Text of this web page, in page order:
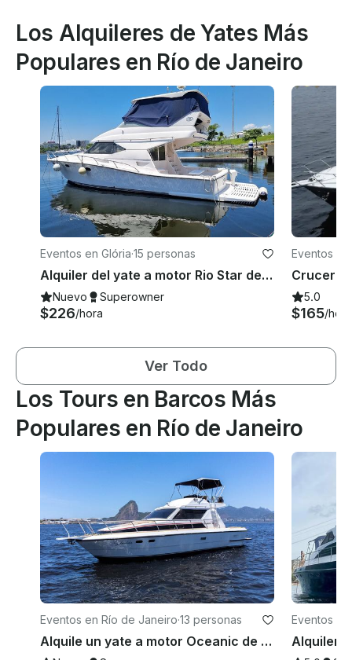
Los Alquileres de Yates Más
Populares en Río de Janeiro
Eventos en Glória·15 personas
Alquiler del yate a motor Rio Star de 47 pies Azzera en Río de Janeiro, Brasil
Nuevo Superowner
$226/hora
Eventos en
5.0
$165/hora
Ver Todo
Los Tours en Barcos Más
Populares en Río de Janeiro
Eventos en Río de Janeiro·13 personas
Alquile un yate a motor Oceanic de 36 pies en Río de Janeiro
Eventos en